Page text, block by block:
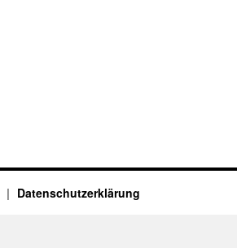
Datenschutz­erklärung